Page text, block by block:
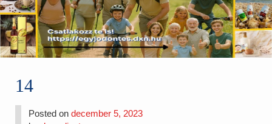
14
Posted ondecember 5, 2023